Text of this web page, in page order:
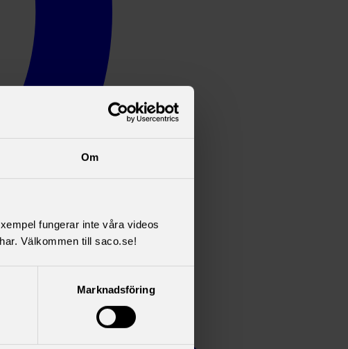
Om
fungerar inte våra videos
Välkommen till saco.se!
Marknadsföring